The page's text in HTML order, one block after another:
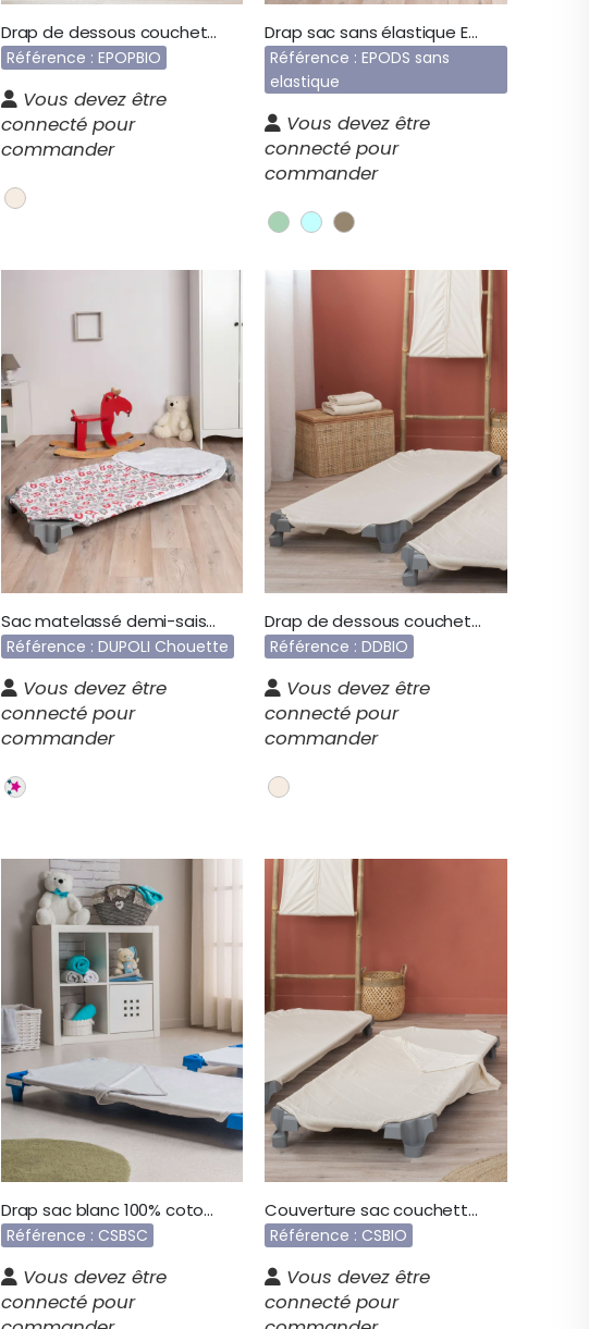
Drap de dessous couchette bio EPOPBIO
Référence : EPOPBIO
Vous devez être
connecté pour
commander
Drap sac sans élastique EPODS
Référence : EPODS sans
elastique
Vous devez être
connecté pour
commander
Sac matelassé demi-saison imprimé chouette DUPOLI
Référence : DUPOLI Chouette
Vous devez être
connecté pour
commander
Drap de dessous couchette 100% coton bio DDBIO
Référence : DDBIO
Vous devez être
connecté pour
commander
Drap sac blanc 100% coton stabilisé CSBSC
Référence : CSBSC
Vous devez être
connecté pour
Couverture sac couchette CSBIO
Référence : CSBIO
Vous devez être
connecté pour